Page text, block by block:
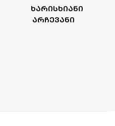
ᲮᲐᲠᲘᲡᲮᲘᲐᲜᲘ
ᲐᲠᲩᲔᲕᲐᲜᲘ